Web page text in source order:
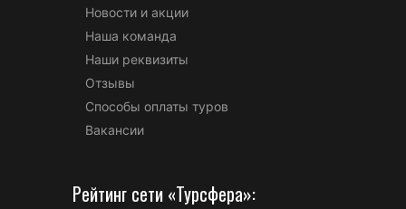
Новости и акции
Наша команда
Наши реквизиты
Отзывы
Способы оплаты туров
Вакансии
Рейтинг сети «Турсфера»: